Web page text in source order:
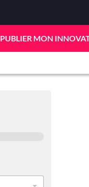
PUBLIER MON